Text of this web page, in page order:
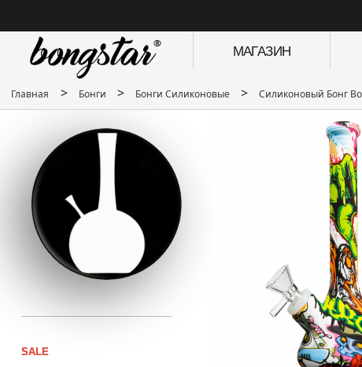
МАГАЗИН
Главная > Бонги > Бонги Силиконовые > Силиконовый Бонг
SALE